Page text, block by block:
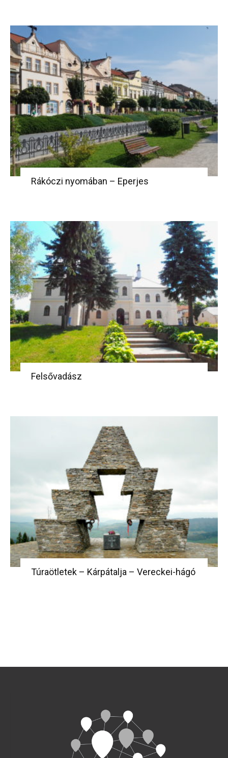
Rákóczi nyomában – Eperjes
Felsővadász
Túraötletek – Kárpátalja – Vereckei-hágó